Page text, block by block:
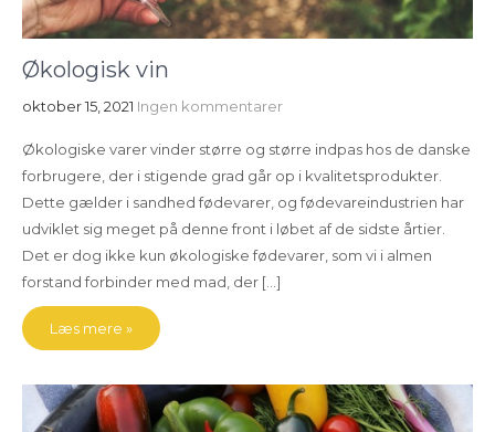
Økologisk vin
oktober 15, 2021 Ingen kommentarer
Økologiske varer vinder større og større indpas hos de danske
forbrugere, der i stigende grad går op i kvalitetsprodukter.
Dette gælder i sandhed fødevarer, og fødevareindustrien har
udviklet sig meget på denne front i løbet af de sidste årtier.
Det er dog ikke kun økologiske fødevarer, som vi i almen
forstand forbinder med mad, der […]
Læs mere »